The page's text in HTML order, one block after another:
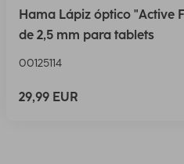
Hama Lápiz óptico "Active
de 2,5 mm para tablets
00125114
29,99 EUR